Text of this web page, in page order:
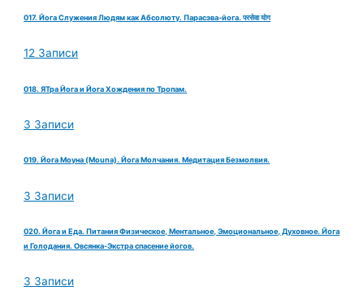
017. Йога Служения Людям как Абсолюту. Парасэва-йога. परसेवा योग
12 Записи
018. ЯТра Йога и Йога Хождения по Тропам.
3 Записи
019. Йога Моуна (Mouna). Йога Молчания. Медитация Безмолвия.
3 Записи
020. Йога и Еда. Питания Физическое, Ментальное, Эмоциональное, Духовное. Йога
и Голодания. Овсянка-Экстра спасение йогов.
3 Записи